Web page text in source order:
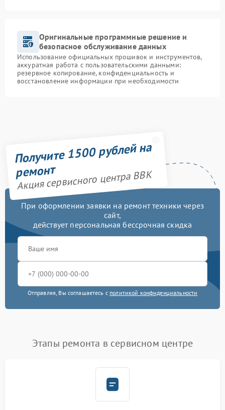
Оригинальные программные решение и
безопасное обслуживание данных
Использование официальных прошивок и инструментов,
аккуратная работа с пользовательскими данными:
резервное копирование, конфиденциальность и
восстановление информации при необходимости
Получите 1500 рублей на
ремонт
Акция сервисного центра BBK
При оформлении заявки на ремонт техники через
сайт,
действует персональная бессрочная скидка
Отправляя, Вы соглашаетесь с политикой конфиденциальности
Этапы ремонта в сервисном центре